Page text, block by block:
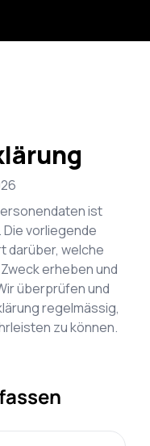
ist
vorliegende
darüber, welche
erheben und
überprüfen und
regelmässig,
zu können.